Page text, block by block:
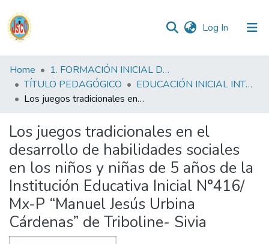
Log In (current)
Communities
&
Collections
Statistics
Reglamento
Formatos
Home
1. FORMACIÓN INICIAL DOCENTE
TÍTULO PEDAGÓGICO
EDUCACIÓN INICIAL INTERCULTURAL BILINGUE FID
Los juegos tradicionales en el desarrollo de habilidades sociales en los niños y niñas de 5 años de la Institución Educativa Inicial N°416/ Mx-P “Manuel Jesús Urbina Cárdenas” de Triboline- Sivia
Los juegos tradicionales en el
desarrollo de habilidades sociales
en los niños y niñas de 5 años de la
Institución Educativa Inicial N°416/
Mx-P “Manuel Jesús Urbina
Cárdenas” de Triboline- Sivia